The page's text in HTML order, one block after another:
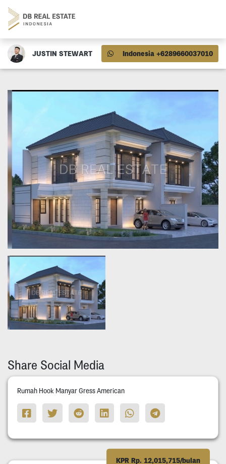
JUSTIN STEWART Indonesia +6289660037010
Share Social Media
Rumah Hook Manyar Gress American
KPR Rp. 12,015,715/bulan